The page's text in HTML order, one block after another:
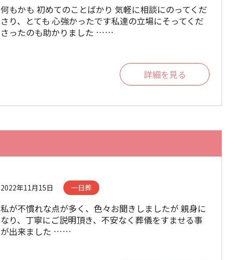
何もかも 初めてのことばかり 気軽に相談にのってくだ
さり、とても 心強かったです私達の立場にそってくだ
さったのも助かりました ……
詳細を見る
2022年11月15日 一日葬
私が不慣れな点が多く、色々お聞きしましたが 親身に
なり、丁寧にご説明頂き、不安なく葬儀をすませる事
が出来ました ……